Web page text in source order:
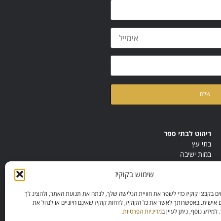
שימוש בקוקיז
בקבצי קוקיז כדי לשפר את חוויית הגלישה שלך, לנתח את תנועת האתר, ולהציג לך
אישית. באפשרותך לאשר את כל הקוקיז, לדחות קוקיז שאינם חיוניים או לנהל את
נוסף, ניתן לעיין במדיניות הפרטיות.
מדיניות הפרטיות
ריהוט לבתי ספר
בתי עץ
במות ישיבה
ריהוט לחדרי מורים